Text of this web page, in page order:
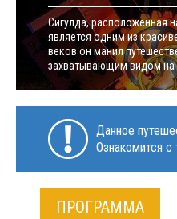
Сигулда, расположенная
является одним из
веков он манил
захватывающим видом на
Данное
Ознакомится
ПРОГРАММА